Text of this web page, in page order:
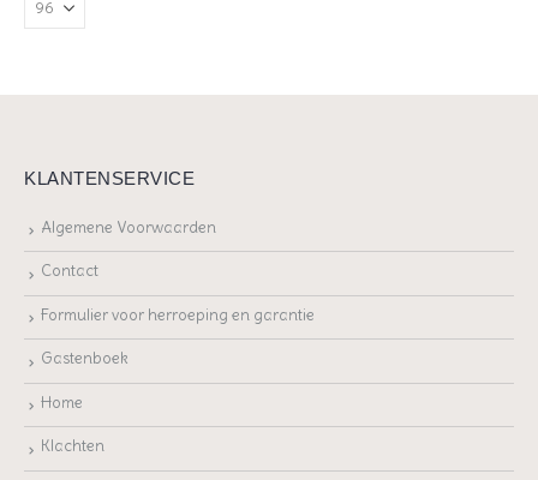
KLANTENSERVICE
Algemene Voorwaarden
Contact
Formulier voor herroeping en garantie
Gastenboek
Home
Klachten